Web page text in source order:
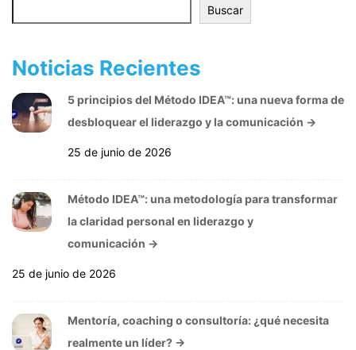
Buscar
Noticias Recientes
5 principios del Método IDEA™: una nueva forma de
desbloquear el liderazgo y la comunicación →
25 de junio de 2026
Método IDEA™: una metodología para transformar
la claridad personal en liderazgo y
comunicación →
25 de junio de 2026
Mentoría, coaching o consultoría: ¿qué necesita
realmente un líder? →